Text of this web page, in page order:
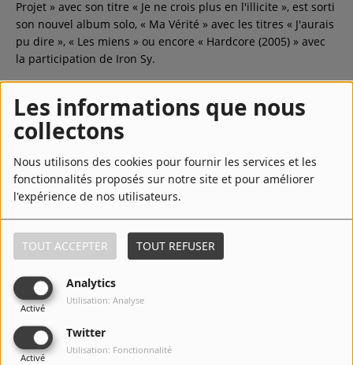
Les informations que nous
collectons
Nous utilisons des cookies pour fournir les services et les
fonctionnalités proposés sur notre site et pour améliorer
l'expérience de nos utilisateurs.
TOUT ACCEPTER TOUT REFUSER
Analytics
Activé
Utilisation: Analyse
Twitter
Activé
Utilisation: Fonctionnalité
Projet » avec son titre « Je ne crois plus en l'illicite », est sorti
son nouvel album solo, « Ma Vérité » avec les titres « J'aurais
pu dire », « Les miens » ou encore « Hardcore (2005) » avec
la participation de Iron Sy.
LIRE LA SUITE
Top Titres
1 Banlieusards